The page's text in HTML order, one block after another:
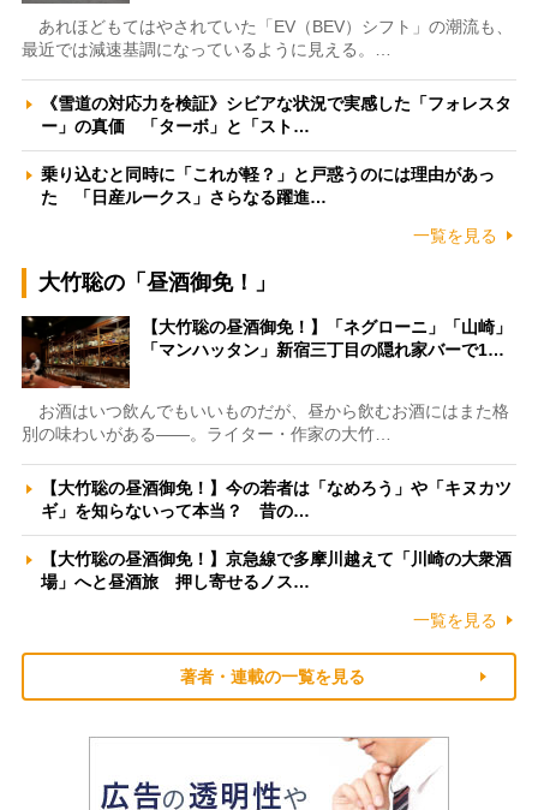
あれほどもてはやされていた「EV（BEV）シフト」の潮流も、
最近では減速基調になっているように見える。…
《雪道の対応力を検証》シビアな状況で実感した「フォレスタ
ー」の真価 「ターボ」と「スト…
乗り込むと同時に「これが軽？」と戸惑うのには理由があっ
た 「日産ルークス」さらなる躍進…
一覧を見る
大竹聡の「昼酒御免！」
【大竹聡の昼酒御免！】「ネグローニ」「山崎」
「マンハッタン」新宿三丁目の隠れ家バーで1…
お酒はいつ飲んでもいいものだが、昼から飲むお酒にはまた格
別の味わいがある――。ライター・作家の大竹…
【大竹聡の昼酒御免！】今の若者は「なめろう」や「キヌカツ
ギ」を知らないって本当？ 昔の…
【大竹聡の昼酒御免！】京急線で多摩川越えて「川崎の大衆酒
場」へと昼酒旅 押し寄せるノス…
一覧を見る
著者・連載の一覧を見る